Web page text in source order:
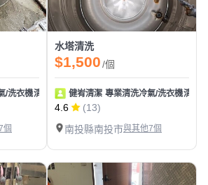
/洗衣機清洗保養
個
水塔清洗
$1,500/個
健峟清潔 專業清洗冷氣/洗衣機清洗
4.6
(13)
南投縣南投市與其他7個